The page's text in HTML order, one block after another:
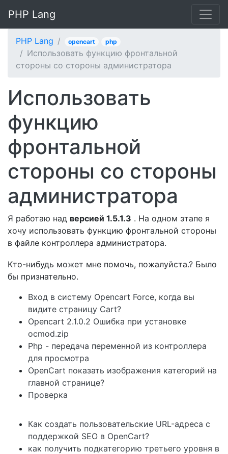
PHP Lang
PHP Lang opencart php
Использовать функцию фронтальной
стороны со стороны администратора
Использовать
функцию
фронтальной
стороны со стороны
администратора
Я работаю над версией 1.5.1.3 . На одном этапе я
хочу использовать функцию фронтальной стороны
в файле контроллера администратора.
Кто-нибудь может мне помочь, пожалуйста.? Было
бы признательно.
Вход в систему Opencart Force, когда вы
видите страницу Cart?
Opencart 2.1.0.2 Ошибка при установке
ocmod.zip
Php - передача переменной из контроллера
для просмотра
OpenCart показать изображения категорий на
главной странице?
Проверка
Как создать пользовательские URL-адреса с
поддержкой SEO в OpenCart?
как получить подкатегорию третьего уровня в